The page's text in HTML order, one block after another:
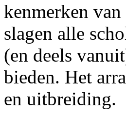
kenmerken
slagen alle
(en deels
bieden. Het
en uitbreiding.